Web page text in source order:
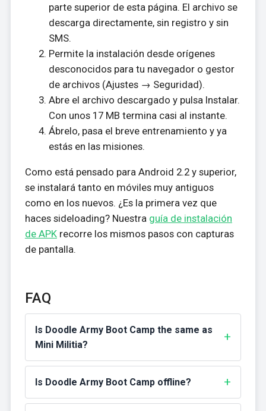
parte superior de esta página. El archivo se
descarga directamente, sin registro y sin
SMS.
Permite la instalación desde orígenes
desconocidos para tu navegador o gestor
de archivos (Ajustes → Seguridad).
Abre el archivo descargado y pulsa Instalar.
Con unos 17 MB termina casi al instante.
Ábrelo, pasa el breve entrenamiento y ya
estás en las misiones.
Como está pensado para Android 2.2 y superior,
se instalará tanto en móviles muy antiguos
como en los nuevos. ¿Es la primera vez que
haces sideloading? Nuestra guía de instalación
de APKrecorre los mismos pasos con capturas
de pantalla.
FAQ
Is Doodle Army Boot Camp the same as
Mini Militia?
Is Doodle Army Boot Camp offline?